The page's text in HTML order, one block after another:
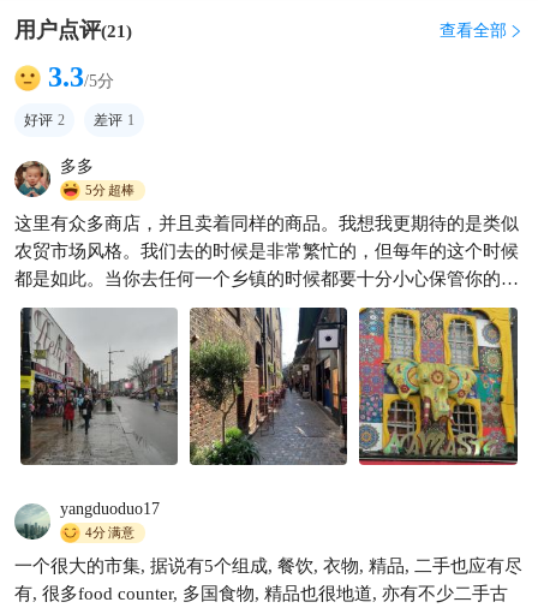
伦敦文艺小众慢游 5 天 6 晚
用户点评(21) 查看全部 
3.3/5分
好评 2 差评 1
多多
5分超棒
这里有众多商店，并且卖着同样的商品。我想我更期待的是类似
农贸市场风格。我们去的时候是非常繁忙的，但每年的这个时候
都是如此。当你去任何一个乡镇的时候都要十分小心保管你的贵
重物品。
yangduoduo17
4分满意
一个很大的市集, 据说有5个组成, 餐饮, 衣物, 精品, 二手也应有尽
有, 很多food counter, 多国食物, 精品也很地道, 亦有不少二手古